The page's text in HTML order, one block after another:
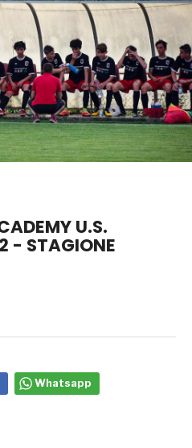
U.S.
- STAGIONE
Whatsapp